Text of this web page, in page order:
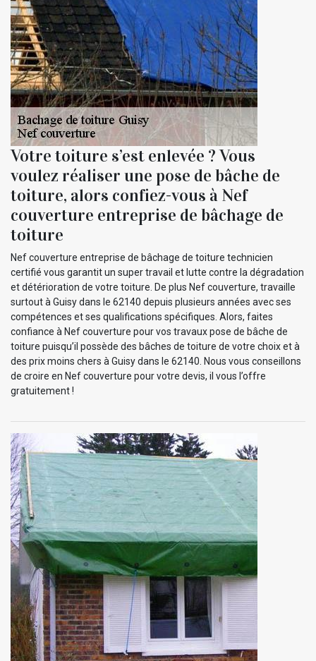
Votre toiture s’est enlevée ? Vous
voulez réaliser une pose de bâche de
toiture, alors confiez-vous à Nef
couverture entreprise de bâchage de
toiture
Nef couverture entreprise de bâchage de toiture technicien
certifié vous garantit un super travail et lutte contre la dégradation
et détérioration de votre toiture. De plus Nef couverture, travaille
surtout à Guisy dans le 62140 depuis plusieurs années avec ses
compétences et ses qualifications spécifiques. Alors, faites
confiance à Nef couverture pour vos travaux pose de bâche de
toiture puisqu’il possède des bâches de toiture de votre choix et à
des prix moins chers à Guisy dans le 62140. Nous vous conseillons
de croire en Nef couverture pour votre devis, il vous l’offre
gratuitement !